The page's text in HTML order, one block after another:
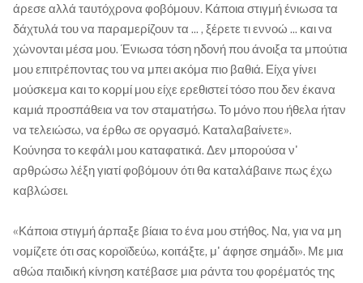
άρεσε αλλά ταυτόχρονα φοβόμουν. Κάποια στιγμή ένιωσα τα
δάχτυλά του να παραμερίζουν τα ... , ξέρετε τι εννοώ ... και να
χώνονται μέσα μου. Ένιωσα τόση ηδονή που άνοιξα τα μπούτια
μου επιτρέποντας του να μπει ακόμα πιο βαθιά. Είχα γίνει
μούσκεμα και το κορμί μου είχε ερεθιστεί τόσο που δεν έκανα
καμιά προσπάθεια να τον σταματήσω. Το μόνο που ήθελα ήταν
να τελειώσω, να έρθω σε οργασμό. Καταλαβαίνετε».
Κούνησα το κεφάλι μου καταφατικά. Δεν μπορούσα ν'
αρθρώσω λέξη γιατί φοβόμουν ότι θα καταλάβαινε πως έχω
καβλώσει.
«Κάποια στιγμή άρπαξε βίαια το ένα μου στήθος. Να, για να μη
νομίζετε ότι σας κοροϊδεύω, κοιτάξτε, μ' άφησε σημάδι». Με μια
αθώα παιδική κίνηση κατέβασε μια ράντα του φορέματός της